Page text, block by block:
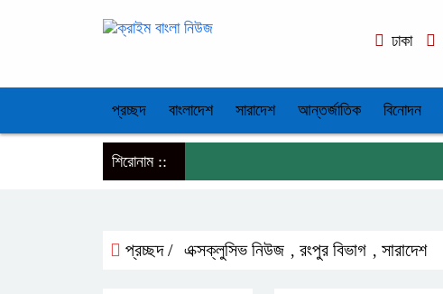
ঢাকা
প্রচ্ছদ বাংলাদেশ সারাদেশ আন্তর্জাতিক বিনোদন
শিরোনাম ::
প্রচ্ছদ / এক্সক্লুসিভ নিউজ , রংপুর বিভাগ , সারাদেশ